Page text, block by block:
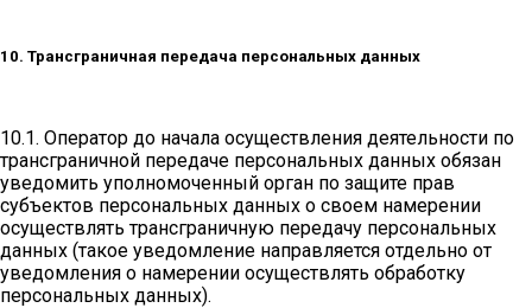
10. Трансграничная передача персональных данных
10.1. Оператор до начала осуществления деятельности по
трансграничной передаче персональных данных обязан
уведомить уполномоченный орган по защите прав
субъектов персональных данных о своем намерении
осуществлять трансграничную передачу персональных
данных (такое уведомление направляется отдельно от
уведомления о намерении осуществлять обработку
персональных данных).